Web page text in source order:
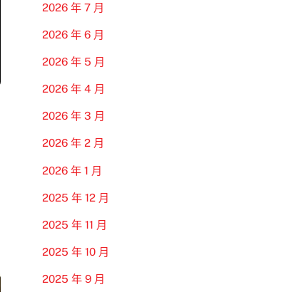
2026 年 7 月
2026 年 6 月
2026 年 5 月
2026 年 4 月
2026 年 3 月
2026 年 2 月
2026 年 1 月
2025 年 12 月
2025 年 11 月
2025 年 10 月
2025 年 9 月